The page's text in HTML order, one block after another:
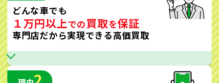
どんな車でも
１万円以上での買取を保証
専門店だから実現できる高価買取